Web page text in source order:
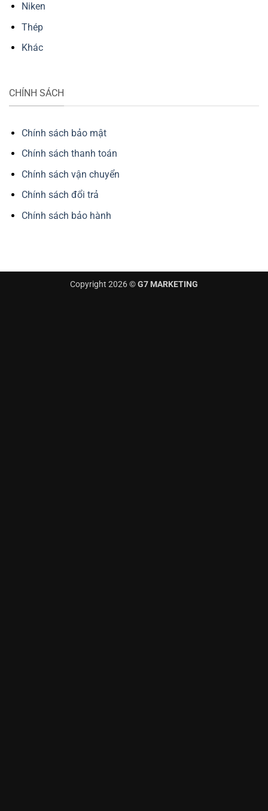
Niken
Thép
Khác
CHÍNH SÁCH
Chính sách bảo mật
Chính sách thanh toán
Chính sách vận chuyển
Chính sách đổi trả
Chính sách bảo hành
Copyright 2026 ©G7 MARKETING